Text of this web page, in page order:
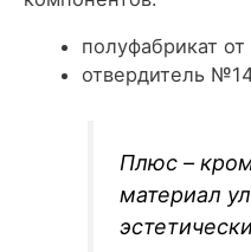
полуфабрикат
отвердитель
Плюс –
материал